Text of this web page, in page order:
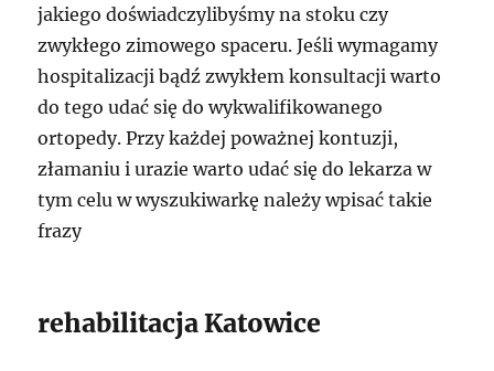
jakiego doświadczylibyśmy na stoku czy
zwykłego zimowego spaceru. Jeśli wymagamy
hospitalizacji bądź zwykłem konsultacji warto
do tego udać się do wykwalifikowanego
ortopedy. Przy każdej poważnej kontuzji,
złamaniu i urazie warto udać się do lekarza w
tym celu w wyszukiwarkę należy wpisać takie
frazy
rehabilitacja Katowice